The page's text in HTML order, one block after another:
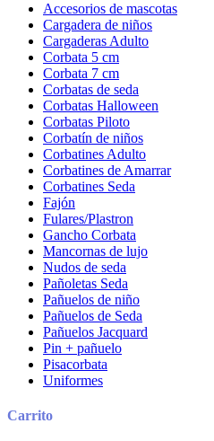
Accesorios de mascotas
Cargadera de niños
Cargaderas Adulto
Corbata 5 cm
Corbata 7 cm
Corbatas de seda
Corbatas Halloween
Corbatas Piloto
Corbatín de niños
Corbatines Adulto
Corbatines de Amarrar
Corbatines Seda
Fajón
Fulares/Plastron
Gancho Corbata
Mancornas de lujo
Nudos de seda
Pañoletas Seda
Pañuelos de niño
Pañuelos de Seda
Pañuelos Jacquard
Pin + pañuelo
Pisacorbata
Uniformes
Carrito